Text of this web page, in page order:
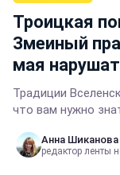
Троицкая
Змеиный
мая
Традиции
что вам нужно
Анна Шиканова
редактор ленты